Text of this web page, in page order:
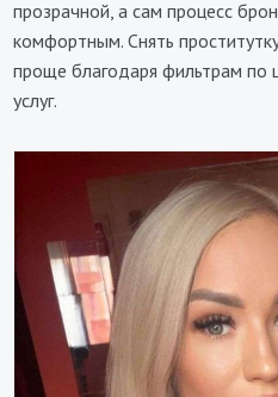
прозрачной, а сам процесс
комфортным. Снять
проще благодаря фильтрам по
услуг.